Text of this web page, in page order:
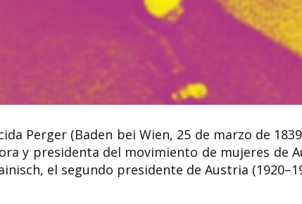
Perger (Baden bei Wien, 25 de marzo de
y presidenta del movimiento de mujeres de
el segundo presidente de Austria